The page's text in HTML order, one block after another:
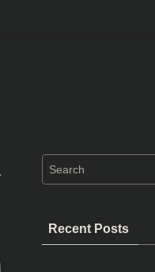
Recent Posts